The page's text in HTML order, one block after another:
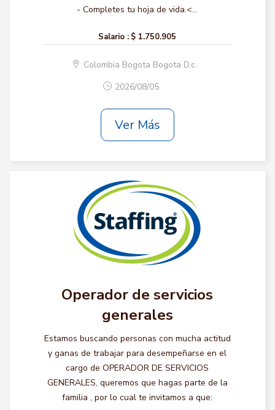
- Completes tu hoja de vida.<...
Salario : $ 1.750.905
Colombia Bogota Bogota D.c.
2026/08/05
Ver Más
Operador de servicios
generales
Estamos buscando personas con mucha actitud
y ganas de trabajar para desempeñarse en el
cargo de OPERADOR DE SERVICIOS
GENERALES, queremos que hagas parte de la
familia , por lo cual te invitamos a que: